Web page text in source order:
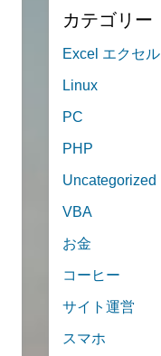
カテゴリー
Excel エクセル
Linux
PC
PHP
Uncategorized
VBA
お金
コーヒー
サイト運営
スマホ